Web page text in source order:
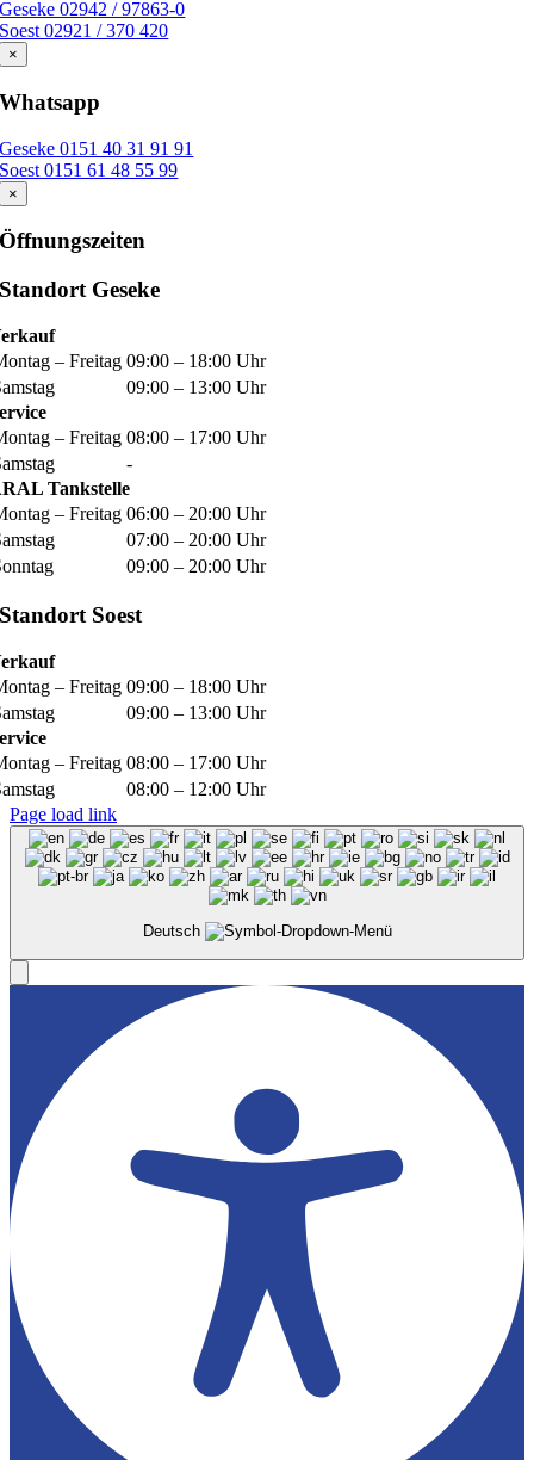
Geseke 02942 / 97863-0
Soest 02921 / 370 420
×
Whatsapp
Geseke 0151 40 31 91 91
Soest 0151 61 48 55 99
×
Öffnungszeiten
Standort Geseke
– Freitag 09:00 – 18:00 Uhr
09:00 – 13:00 Uhr
– Freitag 08:00 – 17:00 Uhr
-
Tankstelle
– Freitag 06:00 – 20:00 Uhr
07:00 – 20:00 Uhr
09:00 – 20:00 Uhr
Standort Soest
– Freitag 09:00 – 18:00 Uhr
09:00 – 13:00 Uhr
– Freitag 08:00 – 17:00 Uhr
08:00 – 12:00 Uhr
Page load link
Deutsch